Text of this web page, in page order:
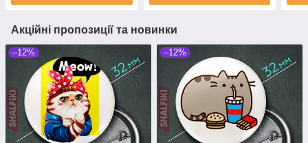
Акційні пропозиції та новинки
–12% –12%